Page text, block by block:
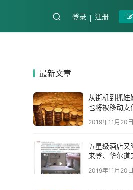
登录 注册
最新文章
从街机到抓
也将被移动支
2019年11月20日
五星级酒店
来登、华尔道
2019年11月20日